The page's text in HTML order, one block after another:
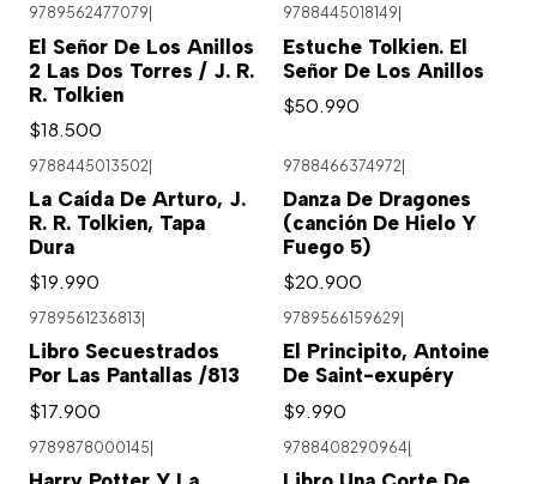
9789562477079
El Señor De Los Anillos
2 Las Dos Torres / J. R.
R. Tolkien
$18.500
9788445018149
Estuche Tolkien. El
Señor De Los Anillos
$50.990
9788445013502
La Caída De Arturo, J.
R. R. Tolkien, Tapa
Dura
$19.990
9788466374972
Danza De Dragones
(canción De Hielo Y
Fuego 5)
$20.900
9789561236813
Libro Secuestrados
Por Las Pantallas /813
$17.900
9789566159629
El Principito, Antoine
De Saint-exupéry
$9.990
9789878000145| 9788408290964|